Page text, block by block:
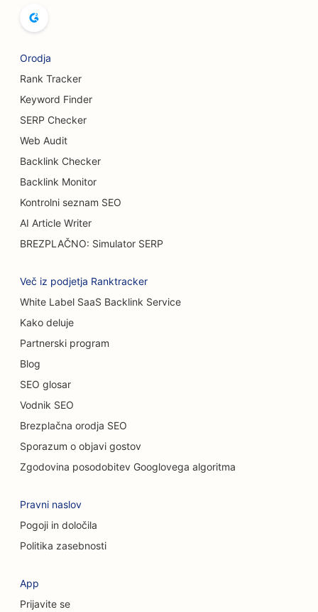
SEO za storitve povečanja prsi
SEO za tovornjake za burgerje
SEO za opeklinske kirurge
SEO za kavarne
SEO za restavracije s priložnostno prehrano
SEO za prodajalne preprog in talnih oblog
SEO za avtopralnice
SEO za samopostrežne restavracije
SEO za kiropraktike
SEO za mačje kavarne
SEO za storitve kemičnega pilinga
SEO za trgovine z oblačili
SEO za kraniofacialne kirurge
SEO za kavarne
Orodja
Rank Tracker
Keyword Finder
SERP Checker
Web Audit
Backlink Checker
Backlink Monitor
Kontrolni seznam SEO
AI Article Writer
BREZPLAČNO: Simulator SERP
Več iz podjetja Ranktracker
White Label SaaS Backlink Service
Kako deluje
Partnerski program
Blog
SEO glosar
Vodnik SEO
Brezplačna orodja SEO
Sporazum o objavi gostov
Zgodovina posodobitev Googlovega algoritma
Pravni naslov
Pogoji in določila
Politika zasebnosti
App
Prijavite se